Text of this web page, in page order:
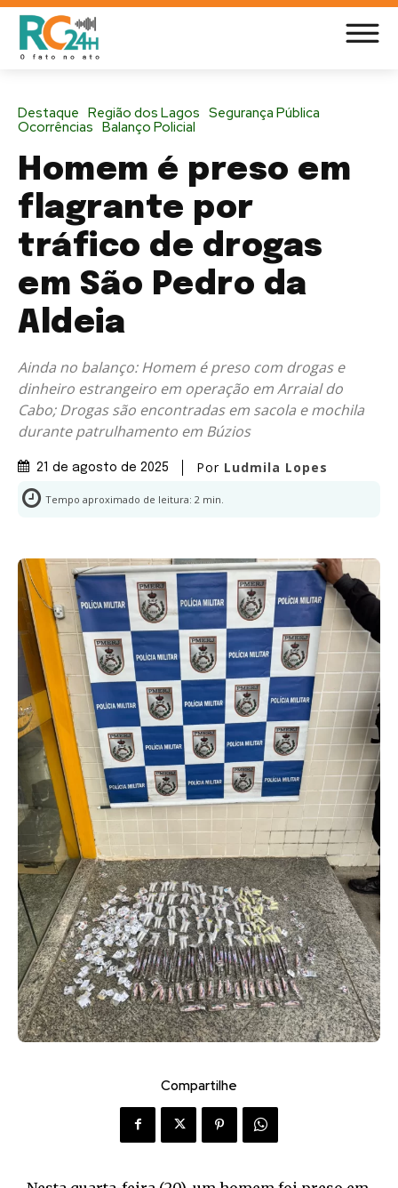
Destaque Região dos Lagos Segurança Pública
Ocorrências Balanço Policial
Homem é preso em
flagrante por
tráfico de drogas
em São Pedro da
Aldeia
Ainda no balanço: Homem é preso com drogas e
dinheiro estrangeiro em operação em Arraial do
Cabo; Drogas são encontradas em sacola e mochila
durante patrulhamento em Búzios
21 de agosto de 2025 Por Ludmila Lopes
Tempo aproximado de leitura: 2 min.
Compartilhe